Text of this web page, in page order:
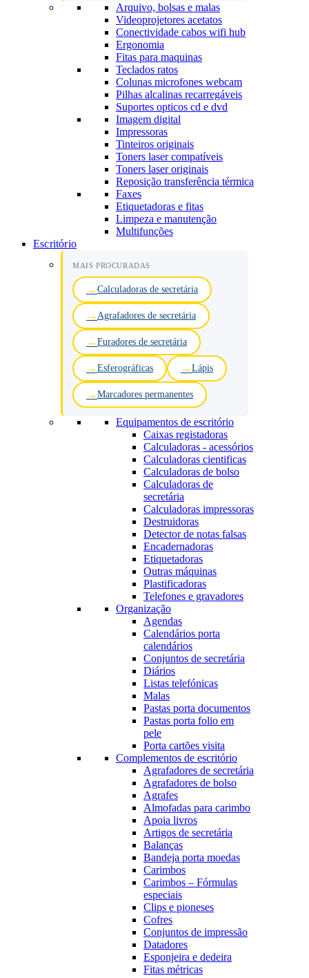
Arquivo, bolsas e malas
Videoprojetores acetatos
Conectividade cabos wifi hub
Ergonomia
Fitas para maquinas
Teclados ratos
Colunas microfones webcam
Pilhas alcalinas recarregáveis
Suportes opticos cd e dvd
Imagem digital
Impressoras
Tinteiros originais
Toners laser compatíveis
Toners laser originais
Reposição transferência térmica
Faxes
Etiquetadoras e fitas
Limpeza e manutenção
Multifunções
Escritório
MAIS PROCURADAS
Calculadoras de secretária
Agrafadores de secretária
Furadores de secretária
Esferográficas Lápis
Marcadores permanentes
Equipamentos de escritório
Caixas registadoras
Calculadoras - acessórios
Calculadoras cientificas
Calculadoras de bolso
Calculadoras de
secretária
Calculadoras impressoras
Destruidoras
Detector de notas falsas
Encadernadoras
Etiquetadoras
Outras máquinas
Plastificadoras
Telefones e gravadores
Organização
Agendas
Calendários porta
calendários
Conjuntos de secretária
Diários
Listas telefónicas
Malas
Pastas porta documentos
Pastas porta folio em
pele
Porta cartões visita
Complementos de escritório
Agrafadores de secretária
Agrafadores de bolso
Agrafes
Almofadas para carimbo
Apoia livros
Artigos de secretária
Balanças
Bandeja porta moedas
Carimbos
Carimbos – Fórmulas
especiais
Clips e pioneses
Cofres
Conjuntos de impressão
Datadores
Esponjeira e dedeira
Fitas métricas